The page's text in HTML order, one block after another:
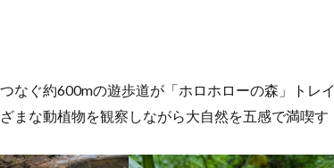
なぐ約600mの遊歩道が「ホロホローの森」トレイ
まな動植物を観察しながら大自然を五感で満喫す